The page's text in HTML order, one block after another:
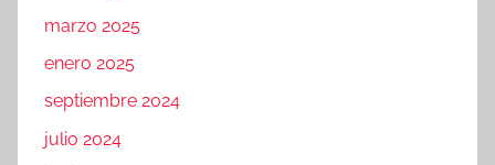
marzo 2025
enero 2025
septiembre 2024
julio 2024